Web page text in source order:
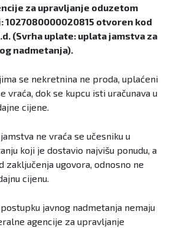
za upravljanje oduzetom
1027080000020815 otvoren kod
(Svrha uplate: uplata jamstva za
nadmetanja).
se nekretnina ne proda, uplaćeni
vraća, dok se kupcu isti uračunava u
cijene.
ne vraća se učesniku u
koji je dostavio najvišu ponudu, a
zaključenja ugovora, odnosno ne
cijenu.
javnog nadmetanja nemaju
agencije za upravljanje